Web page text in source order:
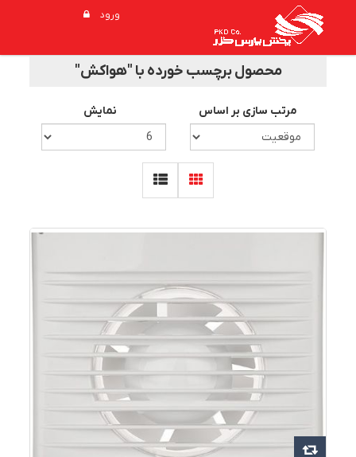
ورود
محصول برچسب خورده با "هواکش"
مرتب سازی بر اساس نمایش